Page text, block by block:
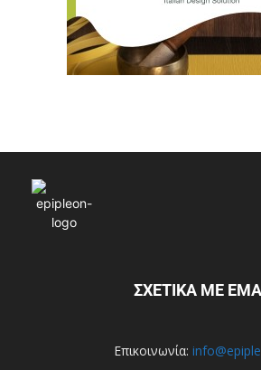
ΣΧΕΤΙΚΑ ΜΕ
Επικοινωνία: